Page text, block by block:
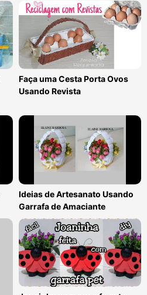
Faça uma Cesta Porta Ovos
Usando Revista
Ideias de Artesanato Usando
Garrafa de Amaciante